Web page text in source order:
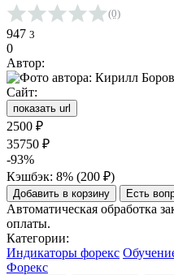
Средняя оценка 0.0 из 5 на
(0)
947 3
0
Автор:
Сайт:
показать url
2500 ₽
35750 ₽
-93%
Кэшбэк: 8% (200 ₽)
Добавить в корзину Есть
Автоматическая обработка
оплаты.
Категории:
Индикаторы форекс
Форекс